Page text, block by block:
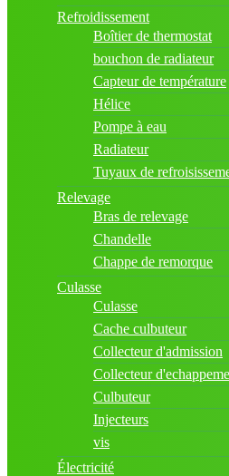
Refroidissement
Boîtier de thermostat
bouchon de radiateur
Capteur de température
Hélice
Pompe à eau
Radiateur
Tuyaux de
Relevage
Bras de relevage
Chandelle
Chappe de remorque
Culasse
Culasse
Cache culbuteur
Collecteur d'admission
Collecteur
Culbuteur
Injecteurs
vis
Électricité